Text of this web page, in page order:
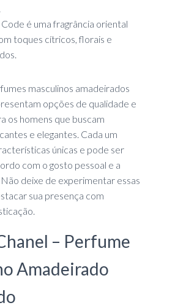
é uma fragrância oriental
toques cítricos, florais e
masculinos amadeirados
opções de qualidade e
os homens que buscam
e elegantes. Cada um
únicas e pode ser
com o gosto pessoal e a
deixe de experimentar essas
sua presença com
– Perfume
Amadeirado